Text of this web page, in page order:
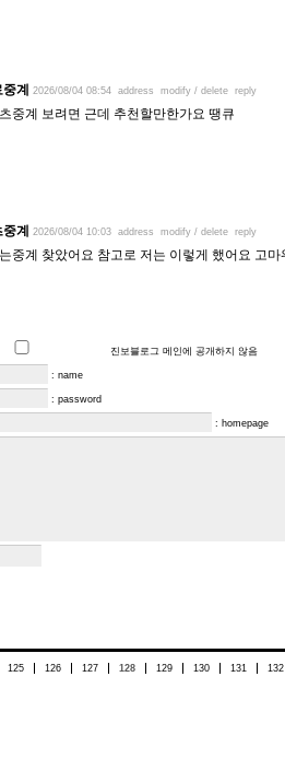
계 2026/08/04 08:54 address modify / delete reply
중계 보려면 근데 추천할만한가요 땡큐
계 2026/08/04 10:03 address modify / delete reply
중계 찾았어요 참고로 저는 이렇게 했어요 고마
진보블로그 메인에 공개하지 않음
: name
: password
: homepage
125 126 127 128 129 130 131 132